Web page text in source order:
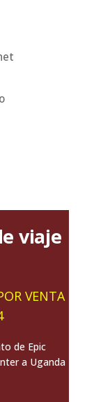
viaje
VENTA
de Epic
a Uganda